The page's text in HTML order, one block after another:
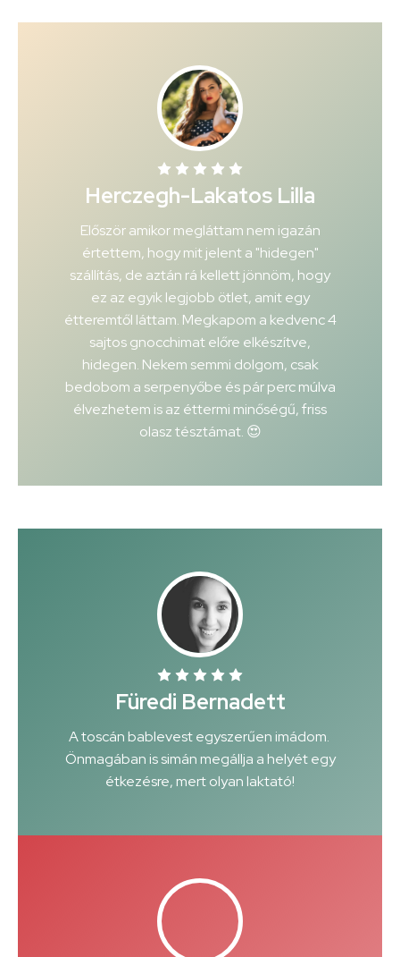
Herczegh-Lakatos Lilla
Először amikor megláttam nem igazán
értettem, hogy mit jelent a "hidegen"
szállítás, de aztán rá kellett jönnöm, hogy
ez az egyik legjobb ötlet, amit egy
étteremtől láttam. Megkapom a kedvenc 4
sajtos gnocchimat előre elkészítve,
hidegen. Nekem semmi dolgom, csak
bedobom a serpenyőbe és pár perc múlva
élvezhetem is az éttermi minőségű, friss
olasz tésztámat. 😍
Füredi Bernadett
A toscán bablevest egyszerűen imádom.
Önmagában is simán megállja a helyét egy
étkezésre, mert olyan laktató!